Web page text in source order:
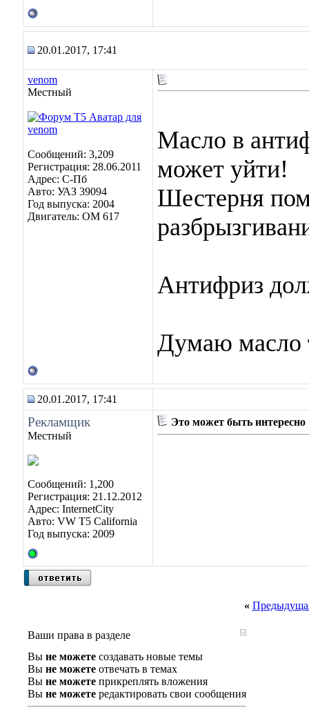
20.01.2017, 17:41
venom
Местный
Сообщений: 3,209
Регистрация: 28.06.2011
Адрес: C-Пб
Авто: УАЗ 39094
Год выпуска: 2004
Двигатель: OM 617
Масло в
может уйти!
Шестерня
Антифриз
Думаю масло
20.01.2017, 17:41
Рекламщик
Местный
Сообщений: 1,200
Регистрация: 21.12.2012
Адрес: InternetCity
Авто: VW T5 California
Год выпуска: 2009
Это может быть интересно
«
Ваши права в разделе
Вы не можете создавать новые темы
Вы не можете отвечать в темах
Вы не можете прикреплять вложения
Вы не можете редактировать свои сообщения